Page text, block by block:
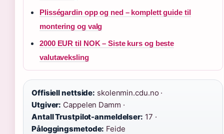
Plisségardin opp og ned – komplett guide til
montering og valg
2000 EUR til NOK – Siste kurs og beste
valutaveksling
Offisiell nettside: skolenmin.cdu.no ·
Utgiver: Cappelen Damm ·
Antall Trustpilot-anmeldelser: 17 ·
Påloggingsmetode: Feide